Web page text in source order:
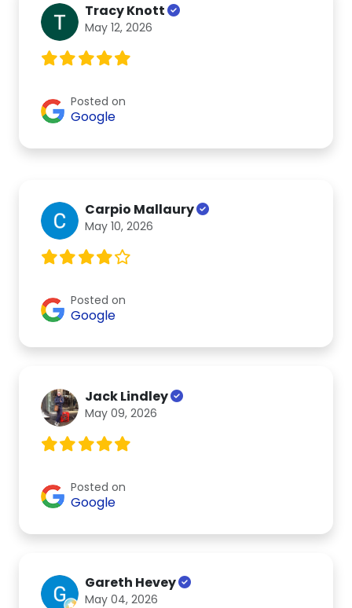
Tracy Knott
May 12, 2026
Posted on
Google
Carpio Mallaury
May 10, 2026
Posted on
Google
Jack Lindley
May 09, 2026
Posted on
Google
Gareth Hevey
May 04, 2026